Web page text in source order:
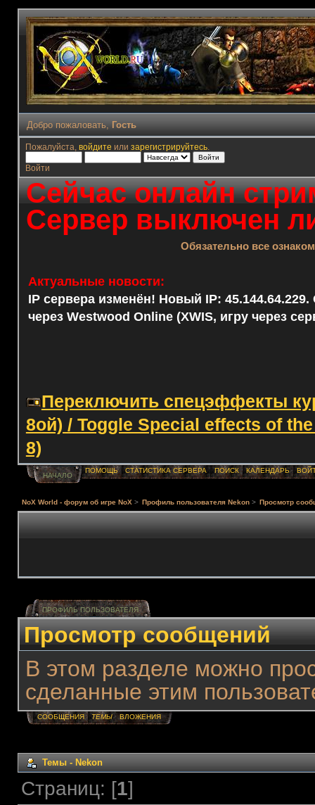
Добро пожаловать, Гость
Пожалуйста, войдите или зарегистрируйтесь.
Войти
Сейчас онлайн
Сервер выключен
Обязательно все
Актуальные новости:
IP сервера изменён! Новый IP: 45.144.64.229.
через Westwood Online (XWIS, игру через
Переключить спецэффекты
8ой) / Toggle Special effects of
8)
НАЧАЛО
ПОМОЩЬ СТАТИСТИКА СЕРВЕРА ПОИСК КАЛЕНДАРЬ
NoX World - форум об игре NoX > Профиль пользователя Nekon > Просмотр
ПРОФИЛЬ ПОЛЬЗОВАТЕЛЯ
Просмотр сообщений
В этом разделе можно
сделанные этим
СООБЩЕНИЯ ТЕМЫ ВЛОЖЕНИЯ
Темы - Nekon
Страниц: [1]